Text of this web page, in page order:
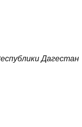
Дагестан